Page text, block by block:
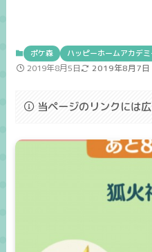
ポケ森 ハッピーホームアカデミ
2019年8月5日 2019年8月7日
当ページのリンクには